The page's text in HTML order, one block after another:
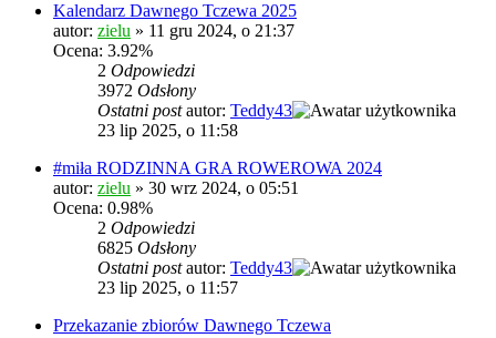
Kalendarz Dawnego Tczewa 2025
autor: zielu » 11 gru 2024, o 21:37
Ocena: 3.92%
2 Odpowiedzi
3972 Odsłony
Ostatni postautor: Teddy43
23 lip 2025, o 11:58
#miła RODZINNA GRA ROWEROWA 2024
autor: zielu » 30 wrz 2024, o 05:51
Ocena: 0.98%
2 Odpowiedzi
6825 Odsłony
Ostatni postautor: Teddy43
23 lip 2025, o 11:57
Przekazanie zbiorów Dawnego Tczewa